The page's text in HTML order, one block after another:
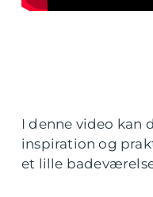
I denne video kan
inspiration og
et lille